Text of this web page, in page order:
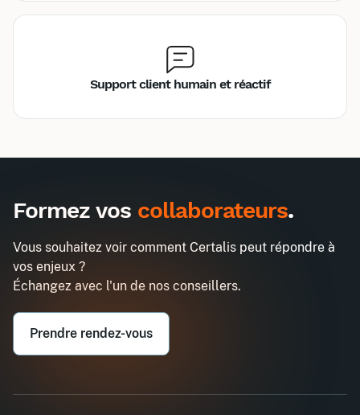
Support client humain et réactif
Gestionnaire paie et administration
Entreprise*
Téléphone professionnel*
Formez vos collaborateurs.
Vous souhaitez voir comment Certalis peut répondre à
vos enjeux ?
Échangez avec l'un de nos conseillers.
Prendre rendez-vous